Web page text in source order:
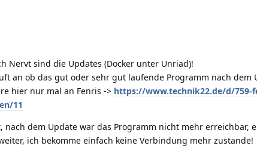
Nervt sind die Updates (Docker unter Unriad)!
an ob das gut oder sehr gut laufende Programm nach dem
hier nur mal an Fenris -> https://www.technik22.de/d/759-
11
nach dem Update war das Programm nicht mehr erreichbar,
ich bekomme einfach keine Verbindung mehr zustande!